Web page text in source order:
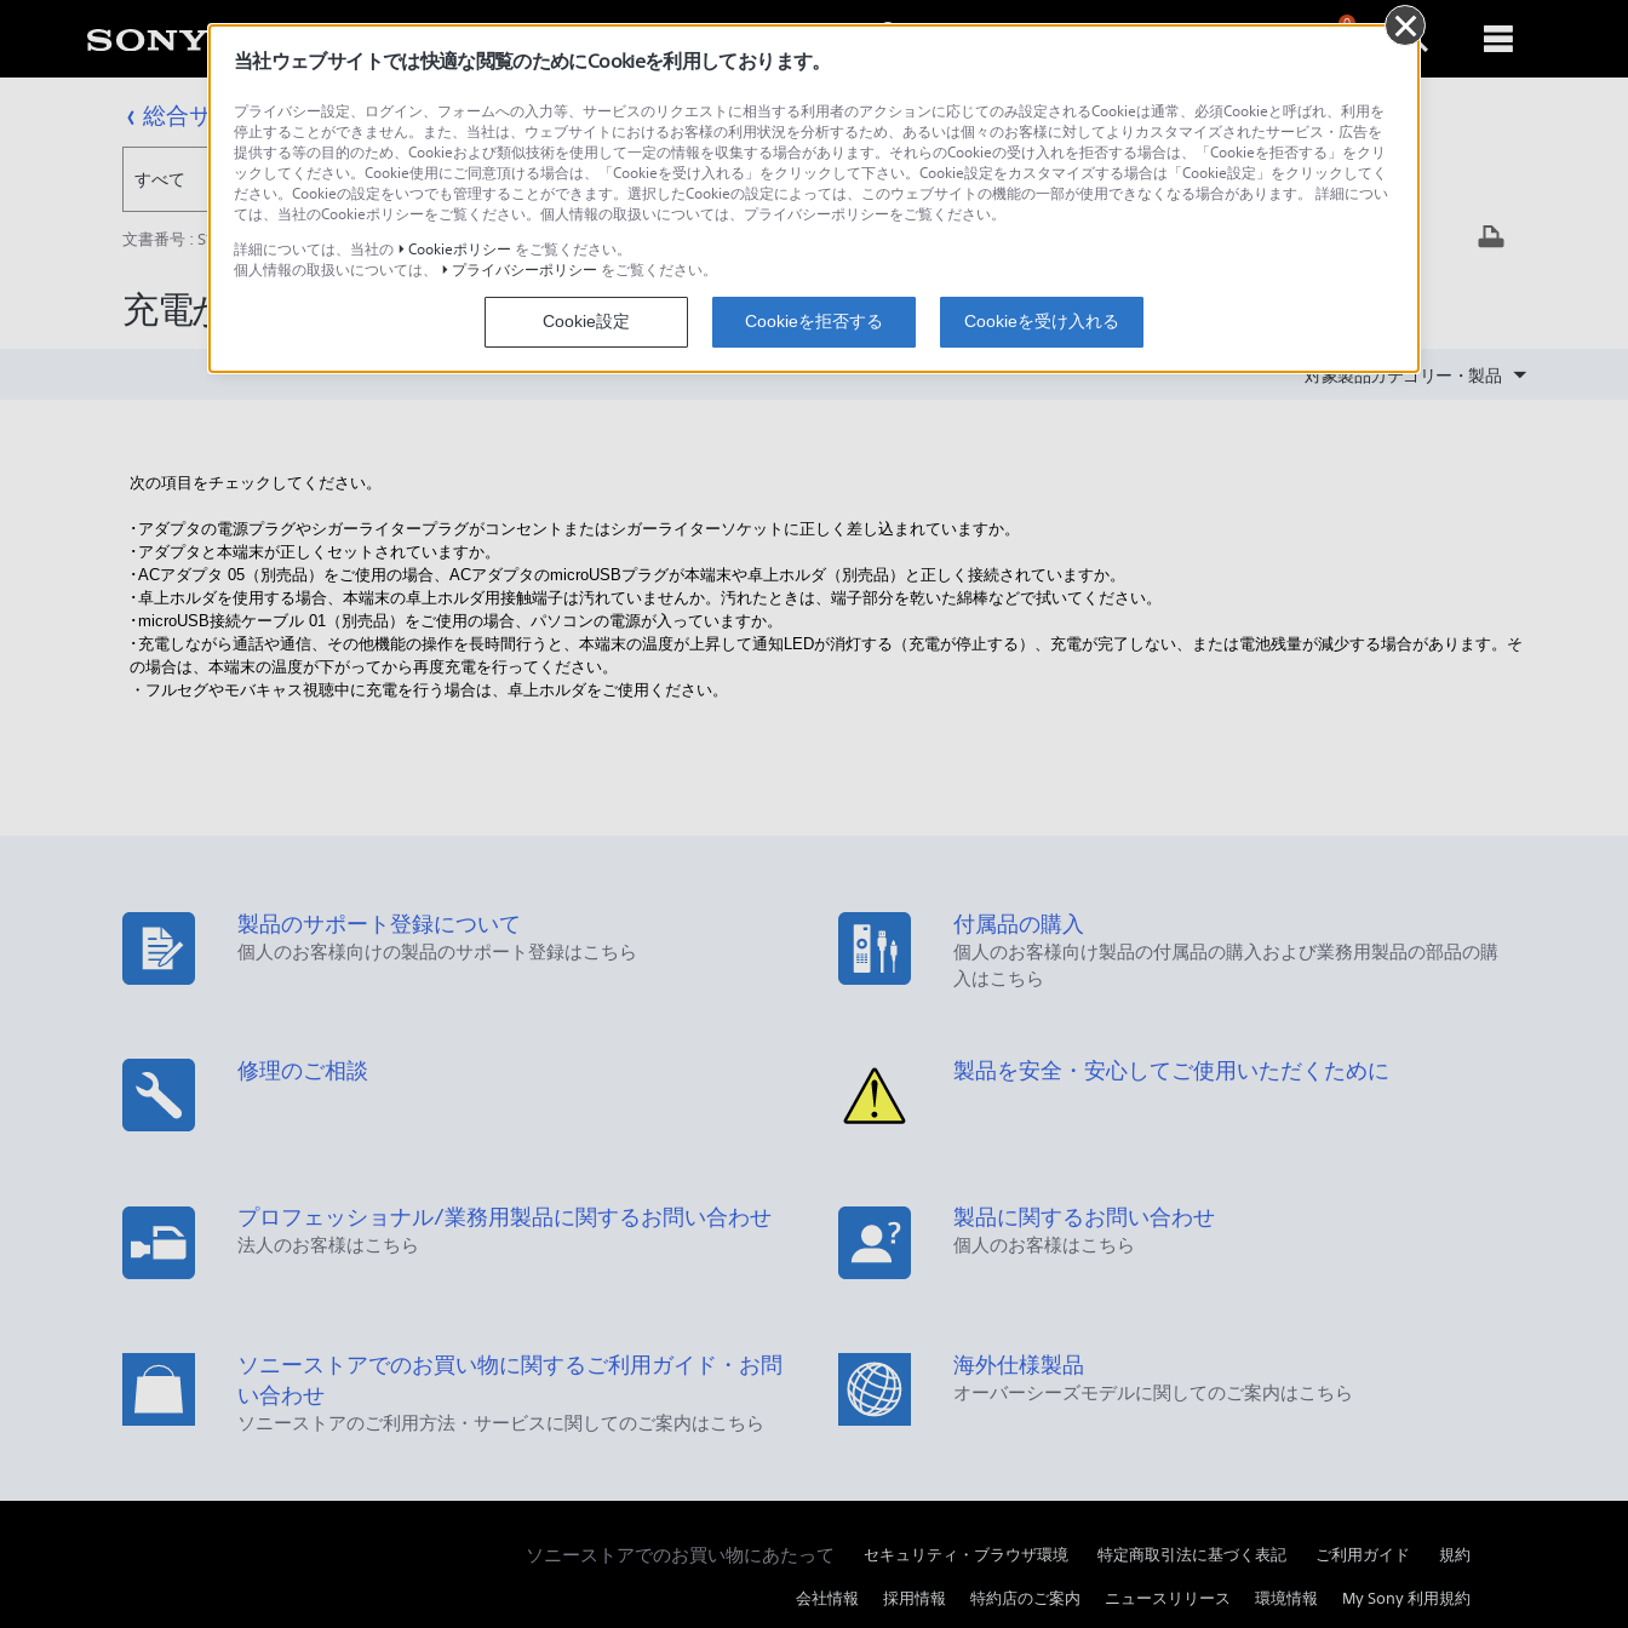
0
総合サポート・お問い合わせ
すべて 検索
文書番号 : S1505017017921 / 最終更新日 : 2025/03/11
充電ができません。
対象製品カテゴリー・製品
次の項目をチェックしてください。
･アダプタの電源プラグやシガーライタープラグがコンセントまたはシガーライターソケットに正しく差し込まれていますか。
･アダプタと本端末が正しくセットされていますか。
･ACアダプタ 05（別売品）をご使用の場合、ACアダプタのmicroUSBプラグが本端末や卓上ホルダ（別売品）と正しく接続されていますか。
･卓上ホルダを使用する場合、本端末の卓上ホルダ用接触端子は汚れていませんか。汚れたときは、端子部分を乾いた綿棒などで拭いてください。
･microUSB接続ケーブル 01（別売品）をご使用の場合、パソコンの電源が入っていますか。
･充電しながら通話や通信、その他機能の操作を長時間行うと、本端末の温度が上昇して通知LEDが消灯する（充電が停止する）、充電が完了しない、または電池残量が減少する場合があります。そ
の場合は、本端末の温度が下がってから再度充電を行ってください。
・フルセグやモバキャス視聴中に充電を行う場合は、卓上ホルダをご使用ください。
製品のサポート登録について
個人のお客様向けの製品のサポート登録はこちら
付属品の購入
個人のお客様向け製品の付属品の購入および業務用製品の部品の購
入はこちら
修理のご相談 製品を安全・安心してご使用いただくために
プロフェッショナル/業務用製品に関するお問い合わせ
法人のお客様はこちら
製品に関するお問い合わせ
個人のお客様はこちら
ソニーストアでのお買い物に関するご利用ガイド・お問
い合わせ
ソニーストアのご利用方法・サービスに関してのご案内はこちら
海外仕様製品
オーバーシーズモデルに関してのご案内はこちら
ソニーストアでのお買い物にあたって セキュリティ・ブラウザ環境 特定商取引法に基づく表記 ご利用ガイド 規約
会社情報 採用情報 特約店のご案内 ニュースリリース 環境情報 My Sony 利用規約
当社ウェブサイトでは快適な閲覧のためにCookieを利用しております。
プライバシー設定、ログイン、フォームへの入力等、サービスのリクエストに相当する利用者のアクションに応じてのみ設定されるCookieは通常、必須Cookieと呼ばれ、利用を
停止することができません。また、当社は、ウェブサイトにおけるお客様の利用状況を分析するため、あるいは個々のお客様に対してよりカスタマイズされたサービス・広告を
提供する等の目的のため、Cookieおよび類似技術を使用して一定の情報を収集する場合があります。それらのCookieの受け入れを拒否する場合は、「Cookieを拒否する」をクリ
ックしてください。Cookie使用にご同意頂ける場合は、「Cookieを受け入れる」をクリックして下さい。Cookie設定をカスタマイズする場合は「Cookie設定」をクリックしてく
ださい。Cookieの設定をいつでも管理することができます。選択したCookieの設定によっては、このウェブサイトの機能の一部が使用できなくなる場合があります。 詳細につい
ては、当社のCookieポリシーをご覧ください。個人情報の取扱いについては、プライバシーポリシーをご覧ください。
詳細については、当社の
Cookieポリシー をご覧ください。
個人情報の取扱いについては、
プライバシーポリシー をご覧ください。
Cookie設定 Cookieを拒否する Cookieを受け入れる